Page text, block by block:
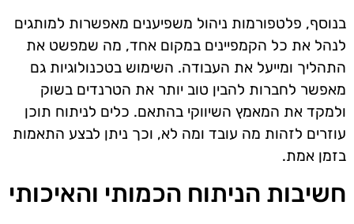
בנוסף, פלטפורמות ניהול משפיענים מאפשרות למותגים
לנהל את כל הקמפיינים במקום אחד, מה שמפשט את
התהליך ומייעל את העבודה. השימוש בטכנולוגיות גם
מאפשר לחברות להבין טוב יותר את הטרנדים בשוק
ולמקד את המאמץ השיווקי בהתאם. כלים לניתוח תוכן
עוזרים לזהות מה עובד ומה לא, וכך ניתן לבצע התאמות
בזמן אמת.
חשיבות הניתוח הכמותי והאיכותי